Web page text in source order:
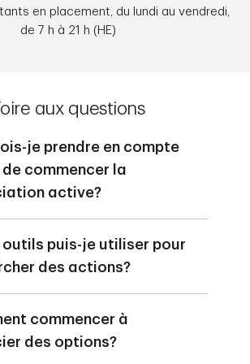
en placement, du lundi au vendredi,
de 7 h à 21 h (HE)
aux questions
je prendre en compte
commencer la
active?
de la dynamique des
pouvez utiliser plusieurs
peut être utile d'évaluer les
et les inconvénients de ces
outils puis-je utiliser pour
des actions?
vous aider à prendre des
Le choix de l'outil qui
commencer à
des options?